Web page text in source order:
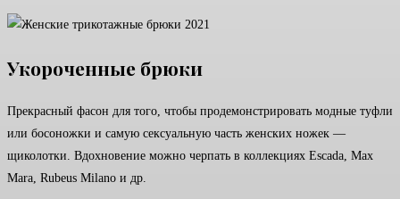
Укороченные брюки
Прекрасный фасон для того, чтобы продемонстрировать модные туфли
или босоножки и самую сексуальную часть женских ножек —
щиколотки. Вдохновение можно черпать в коллекциях Escada, Max
Mara, Rubeus Milano и др.